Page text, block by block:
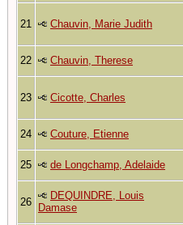
21 Chauvin, Marie Judith
22 Chauvin, Therese
23 Cicotte, Charles
24 Couture, Etienne
25 de Longchamp, Adelaide
26
DEQUINDRE, Louis
Damase